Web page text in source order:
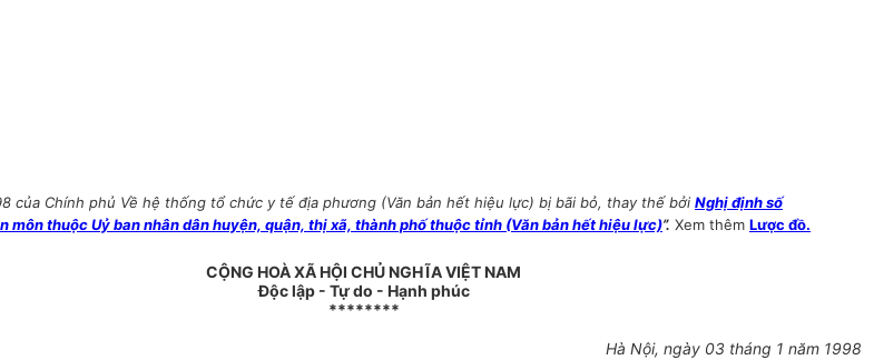
của Chính phủ Về hệ thống tổ chức y tế địa phương (Văn bản hết hiệu lực) bị bãi bỏ, thay thế bởi Nghị định số
thuộc Uỷ ban nhân dân huyện, quận, thị xã, thành phố thuộc tỉnh (Văn bản hết hiệu lực)”. Xem thêm Lược đồ.
CỘNG HOÀ XÃ HỘI CHỦ NGHĨA VIỆT NAM
Độc lập - Tự do - Hạnh phúc
********
Hà Nội, ngày 03 tháng 1 năm 1998